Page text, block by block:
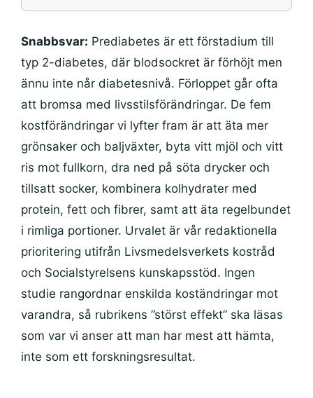
Snabbsvar: Prediabetes är ett förstadium till
typ 2-diabetes, där blodsockret är förhöjt men
ännu inte når diabetesnivå. Förloppet går ofta
att bromsa med livsstilsförändringar. De fem
kostförändringar vi lyfter fram är att äta mer
grönsaker och baljväxter, byta vitt mjöl och vitt
ris mot fullkorn, dra ned på söta drycker och
tillsatt socker, kombinera kolhydrater med
protein, fett och fibrer, samt att äta regelbundet
i rimliga portioner. Urvalet är vår redaktionella
prioritering utifrån Livsmedelsverkets kostråd
och Socialstyrelsens kunskapsstöd. Ingen
studie rangordnar enskilda koständringar mot
varandra, så rubrikens ”störst effekt” ska läsas
som var vi anser att man har mest att hämta,
inte som ett forskningsresultat.